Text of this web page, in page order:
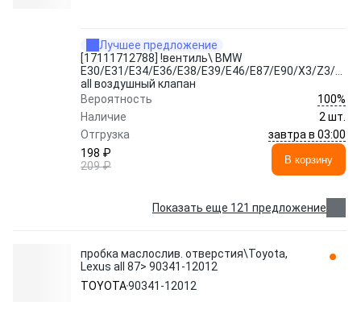
Лучшее предложение
[17111712788] !вентиль\ BMW
E30/E31/E34/E36/E38/E39/E46/E87/E90/X3/Z3/Z4
all воздушный клапан
Вероятность
100%
Наличие
2 шт.
Отгрузка
завтра в 03:00
198 ₽
209 ₽
В корзину
Показать еще 121 предложение
пробка маслослив. отверстия\Toyota,
Lexus all 87> 90341-12012
TOYOTA90341-12012